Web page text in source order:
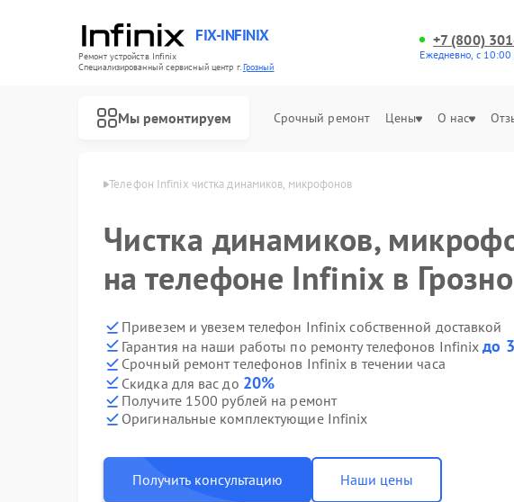
FIX-INFINIX
Ремонт устройств Infinix
Специализированный cервисный центр г.Грозный
+7 (800)
Ежедневно, с
Мы ремонтируем Срочный ремонт Цены О нас
Infinix в Грозном Телефон Infinix чистка динамиков, микрофонов
Чистка динамиков,
на телефоне Infinix в
Привезем и увезем телефон Infinix собственной доставкой
Гарантия на наши работы по ремонту телефонов Infinixдо
Срочный ремонт телефонов Infinix в течении часа
Скидка для вас до 20%
Получите 1500 рублей на ремонт
Оригинальные комплектующие Infinix
Получить консультацию Наши цены